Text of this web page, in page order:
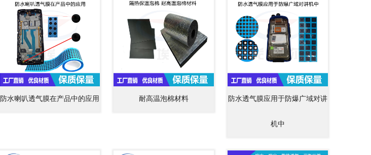
防水喇叭透气膜在产品中的应用 耐高温泡棉材料 防水透气膜应用于防爆广域对讲
机中